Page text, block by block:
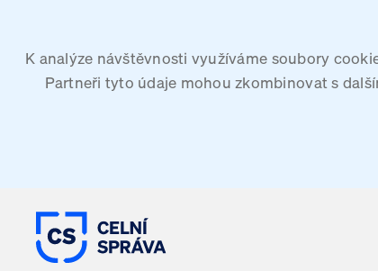
K analýze návštěvnosti využíváme soubory
Partneři tyto údaje mohou zkombinovat s